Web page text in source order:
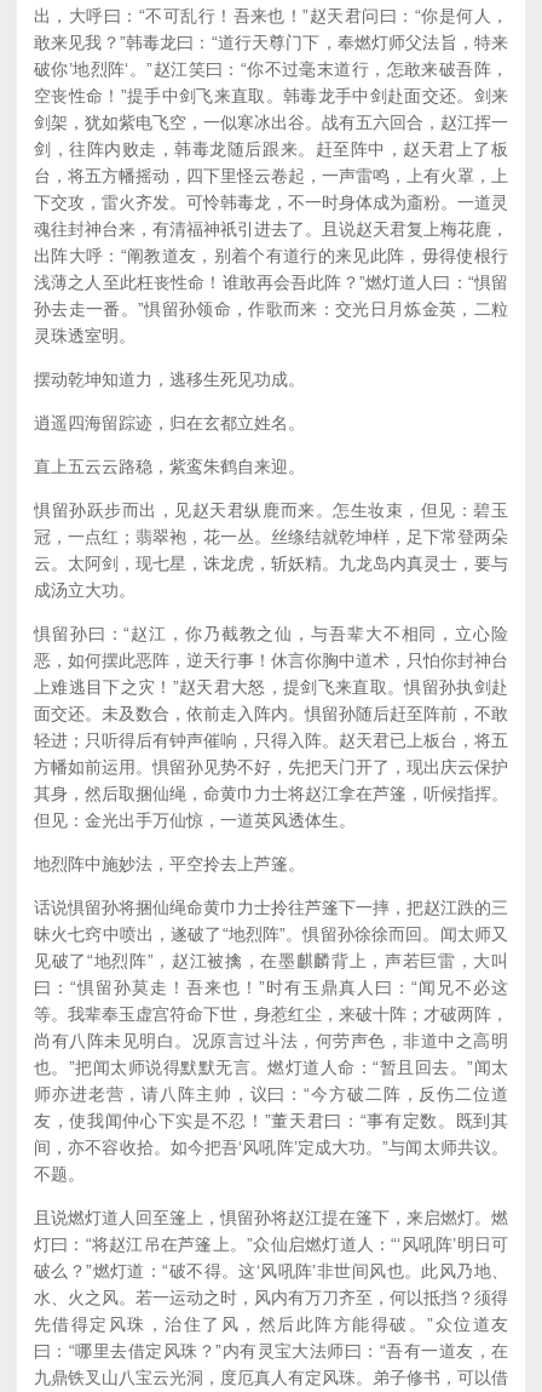
出，大呼曰：“不可乱行！吾来也！”赵天君问曰：“你是何人，
敢来见我？”韩毒龙曰：“道行天尊门下，奉燃灯师父法旨，特来
破你’地烈阵‘。”赵江笑曰：“你不过毫末道行，怎敢来破吾阵，
空丧性命！”提手中剑飞来直取。韩毒龙手中剑赴面交还。剑来
剑架，犹如紫电飞空，一似寒冰出谷。战有五六回合，赵江挥一
剑，往阵内败走，韩毒龙随后跟来。赶至阵中，赵天君上了板
台，将五方幡摇动，四下里怪云卷起，一声雷鸣，上有火罩，上
下交攻，雷火齐发。可怜韩毒龙，不一时身体成为齑粉。一道灵
魂往封神台来，有清福神祇引进去了。且说赵天君复上梅花鹿，
出阵大呼：“阐教道友，别着个有道行的来见此阵，毋得使根行
浅薄之人至此枉丧性命！谁敢再会吾此阵？”燃灯道人曰：“惧留
孙去走一番。”惧留孙领命，作歌而来：交光日月炼金英，二粒
灵珠透室明。
摆动乾坤知道力，逃移生死见功成。
逍遥四海留踪迹，归在玄都立姓名。
直上五云云路稳，紫鸾朱鹤自来迎。
惧留孙跃步而出，见赵天君纵鹿而来。怎生妆束，但见：碧玉
冠，一点红；翡翠袍，花一丛。丝绦结就乾坤样，足下常登两朵
云。太阿剑，现七星，诛龙虎，斩妖精。九龙岛内真灵士，要与
成汤立大功。
惧留孙曰：“赵江，你乃截教之仙，与吾辈大不相同，立心险
恶，如何摆此恶阵，逆天行事！休言你胸中道术，只怕你封神台
上难逃目下之灾！”赵天君大怒，提剑飞来直取。惧留孙执剑赴
面交还。未及数合，依前走入阵内。惧留孙随后赶至阵前，不敢
轻进；只听得后有钟声催响，只得入阵。赵天君已上板台，将五
方幡如前运用。惧留孙见势不好，先把天门开了，现出庆云保护
其身，然后取捆仙绳，命黄巾力士将赵江拿在芦篷，听候指挥。
但见：金光出手万仙惊，一道英风透体生。
地烈阵中施妙法，平空拎去上芦篷。
话说惧留孙将捆仙绳命黄巾力士拎往芦篷下一摔，把赵江跌的三
昧火七窍中喷出，遂破了“地烈阵”。惧留孙徐徐而回。闻太师又
见破了“地烈阵”，赵江被擒，在墨麒麟背上，声若巨雷，大叫
曰：“惧留孙莫走！吾来也！”时有玉鼎真人曰：“闻兄不必这
等。我辈奉玉虚宫符命下世，身惹红尘，来破十阵；才破两阵，
尚有八阵未见明白。况原言过斗法，何劳声色，非道中之高明
也。”把闻太师说得默默无言。燃灯道人命：“暂且回去。”闻太
师亦进老营，请八阵主帅，议曰：“今方破二阵，反伤二位道
友，使我闻仲心下实是不忍！”董天君曰：“事有定数。既到其
间，亦不容收拾。如今把吾‘风吼阵’定成大功。”与闻太师共议。
不题。
且说燃灯道人回至篷上，惧留孙将赵江提在篷下，来启燃灯。燃
灯曰：“将赵江吊在芦篷上。”众仙启燃灯道人：“‘风吼阵’明日可
破么？”燃灯道：“破不得。这‘风吼阵’非世间风也。此风乃地、
水、火之风。若一运动之时，风内有万刀齐至，何以抵挡？须得
先借得定风珠，治住了风，然后此阵方能得破。”众位道友
曰：“哪里去借定风珠？”内有灵宝大法师曰：“吾有一道友，在
九鼎铁叉山八宝云光洞，度厄真人有定风珠。弟子修书，可以借